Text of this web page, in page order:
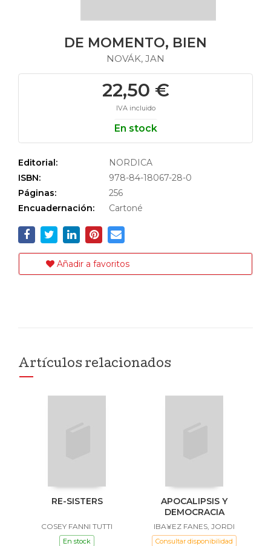
DE MOMENTO, BIEN
NOVÁK, JAN
22,50 €
IVA incluido
En stock
Editorial:
NORDICA
ISBN:
978-84-18067-28-0
Páginas:
256
Encuadernación:
Cartoné
Añadir a favoritos
Artículos relacionados
RE-SISTERS
COSEY FANNI TUTTI
En stock
APOCALIPSIS Y
DEMOCRACIA
IBA¥EZ FANES, JORDI
Consultar disponibilidad